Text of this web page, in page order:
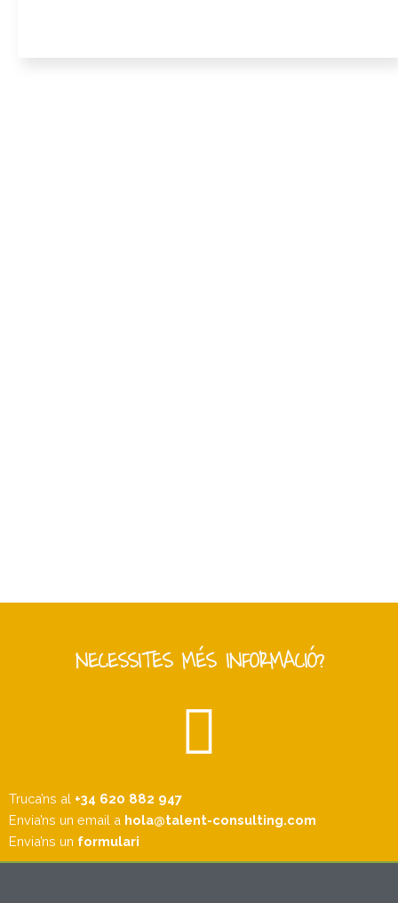
NECESSITES MÉS INFORMACIÓ?
Truca’ns al +34 620 882 947
Envia’ns un email a hola@talent-consulting.com
Envia’ns un formulari